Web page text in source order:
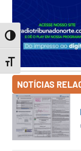
Toggle High Contrast
Toggle Font size
NOTÍCIAS